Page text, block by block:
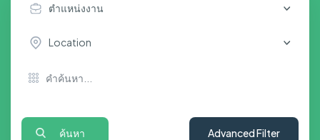
ตำแหน่งงาน
Location
ค้นหา Advanced Filter